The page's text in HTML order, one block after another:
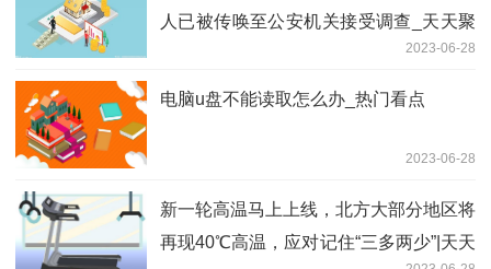
人已被传唤至公安机关接受调查_天天聚
2023-06-28
电脑u盘不能读取怎么办_热门看点
2023-06-28
新一轮高温马上上线，北方大部分地区将
再现40℃高温，应对记住“三多两少”|天天